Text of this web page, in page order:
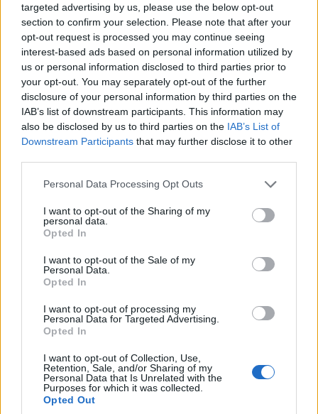
targeted advertising by us, please use the below opt-out
section to confirm your selection. Please note that after your
opt-out request is processed you may continue seeing
interest-based ads based on personal information utilized by
us or personal information disclosed to third parties prior to
your opt-out. You may separately opt-out of the further
disclosure of your personal information by third parties on the
IAB’s list of downstream participants. This information may
also be disclosed by us to third parties on the IAB’s List of
Downstream Participants that may further disclose it to other
Please note that this website/app uses one or more Google
not limited to your visit or usage behaviour. You may click to
grant or deny consent to Google and its third-party tags to
use your data for below specified purposes in below Google
consent section.
Personal Data Processing Opt Outs
I want to opt-out of the Sharing of my
personal data.
Opted In
I want to opt-out of the Sale of my
Personal Data.
Opted In
I want to opt-out of processing my
Personal Data for Targeted Advertising.
Opted In
I want to opt-out of Collection, Use,
Retention, Sale, and/or Sharing of my
Personal Data that Is Unrelated with the
Purposes for which it was collected.
Opted Out
ΑΑΔΕ: Πώς θα
λειτουργεί η
πλατφόρμα myagro –
Παρουσιάστηκε στον
Μητσοτάκη
7 Αυγούστου 2026, 9:30 πμ
«Το βιβλίο που είμαι» :
Όταν τα παιδιά
γίνονται οι ήρωες της
δικής τους ιστορίας
(Εκδήλωση της
Δημοτικής
Βιβλιοθήκης Κοζάνης)
7 Αυγούστου 2026, 8:57 πμ